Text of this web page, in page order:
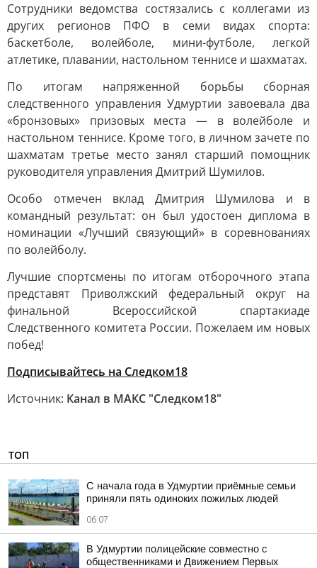
Сотрудники ведомства состязались с коллегами из
других регионов ПФО в семи видах спорта:
баскетболе, волейболе, мини-футболе, легкой
атлетике, плавании, настольном теннисе и шахматах.
По итогам напряженной борьбы сборная
следственного управления Удмуртии завоевала два
«бронзовых» призовых места — в волейболе и
настольном теннисе. Кроме того, в личном зачете по
шахматам третье место занял старший помощник
руководителя управления Дмитрий Шумилов.
Особо отмечен вклад Дмитрия Шумилова и в
командный результат: он был удостоен диплома в
номинации «Лучший связующий» в соревнованиях
по волейболу.
Лучшие спортсмены по итогам отборочного этапа
представят Приволжский федеральный округ на
финальной Всероссийской спартакиаде
Следственного комитета России. Пожелаем им новых
побед!
Подписывайтесь на Следком18
Источник: Канал в МАКС "Следком18"
ТОП
С начала года в Удмуртии приёмные семьи
приняли пять одиноких пожилых людей
06:07
В Удмуртии полицейские совместно с
общественниками и Движением Первых